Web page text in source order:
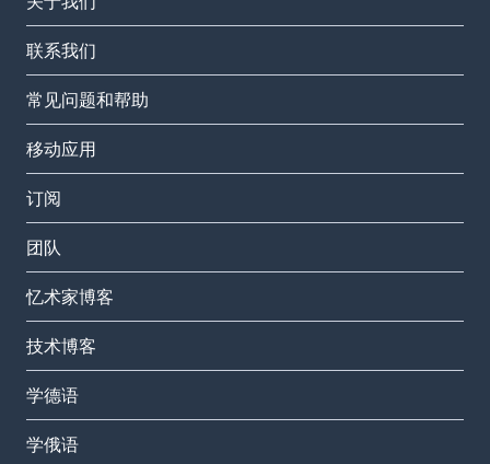
联系我们
常见问题和帮助
移动应用
订阅
团队
忆术家博客
技术博客
学德语
学俄语